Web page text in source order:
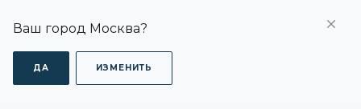
Ваш город Москва?
ДА ИЗМЕНИТЬ